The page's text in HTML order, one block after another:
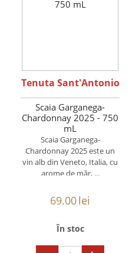
Tenuta Sant'Antonio
Scaia Garganega-
Chardonnay 2025 - 750
mL
Scaia Garganega-
Chardonnay 2025 este un
vin alb din Veneto, Italia, cu
arome de măr, ...
69.00lei
În stoc